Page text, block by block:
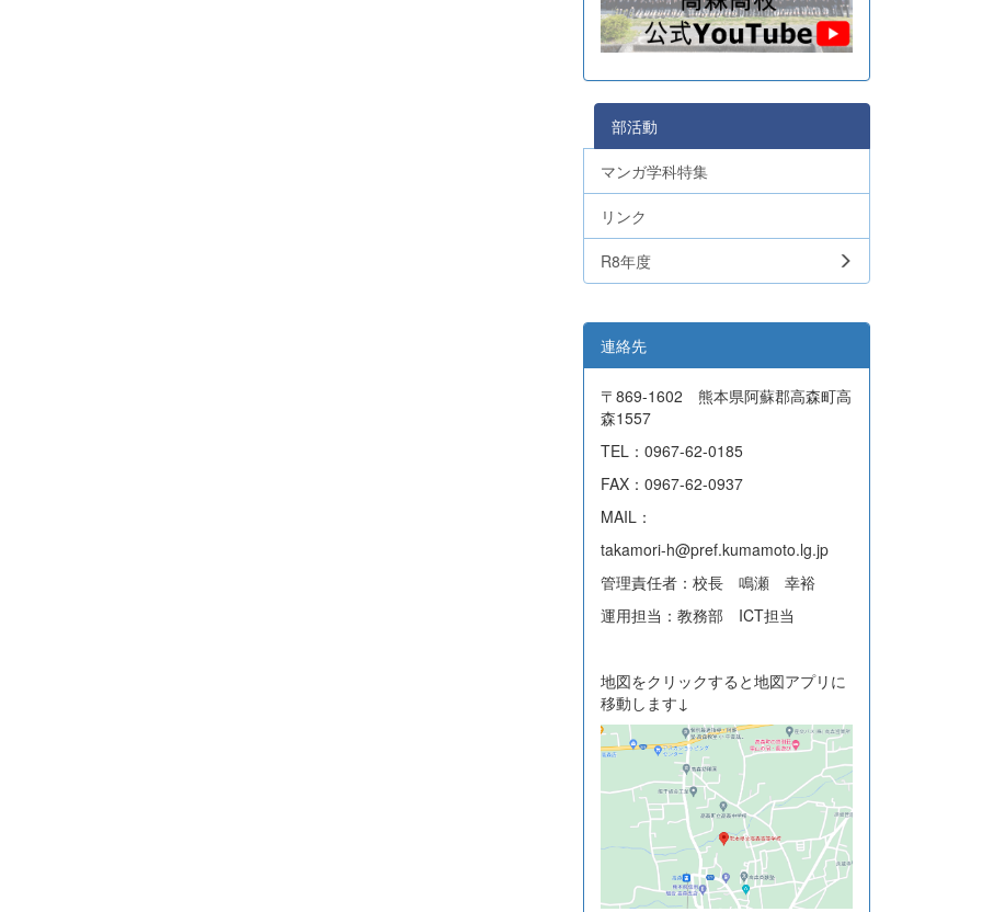
部活動
マンガ学科特集
リンク
R8年度
連絡先
〒869-1602 熊本県阿蘇郡高森町高
森1557
TEL：0967-62-0185
FAX：0967-62-0937
MAIL：
takamori-h@pref.kumamoto.lg.jp
管理責任者：校長 鳴瀬 幸裕
運用担当：教務部 ICT担当
地図をクリックすると地図アプリに
移動します↓